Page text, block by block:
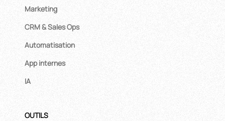
Marketing
CRM & Sales Ops
Automatisation
App internes
IA
OUTILS